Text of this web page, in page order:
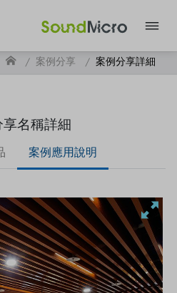
案例分享 案例分享詳細
名稱詳細
案例應用說明